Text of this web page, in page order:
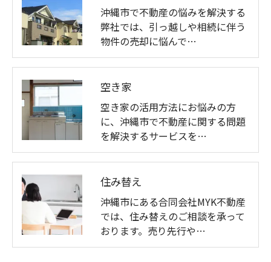
沖縄市で不動産の悩みを解決する
弊社では、引っ越しや相続に伴う
物件の売却に悩んで…
空き家
空き家の活用方法にお悩みの方
に、沖縄市で不動産に関する問題
を解決するサービスを…
住み替え
沖縄市にある合同会社MYK不動産
では、住み替えのご相談を承って
おります。売り先行や…